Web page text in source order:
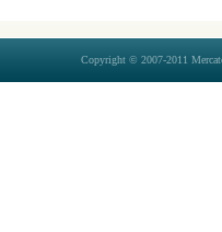
Copyright © 2007-2011